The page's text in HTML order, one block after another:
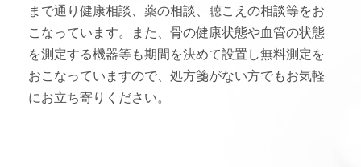
お問い合わせ
まで通り健康相談、薬の相談、聴こえの相談等をお
こなっています。また、骨の健康状態や血管の状態
を測定する機器等も期間を決めて設置し無料測定を
おこなっていますので、処方箋がない方でもお気軽
にお立ち寄りください。